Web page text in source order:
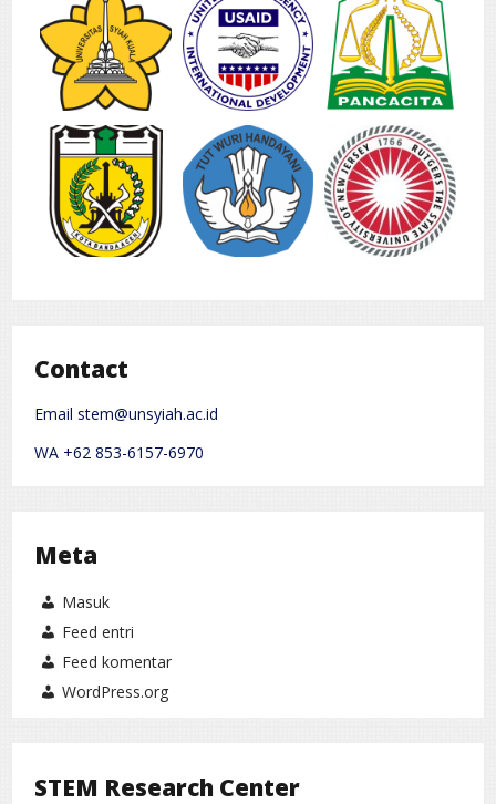
Contact
Email stem@unsyiah.ac.id
WA +62 853-6157-6970
Meta
Masuk
Feed entri
Feed komentar
WordPress.org
STEM Research Center